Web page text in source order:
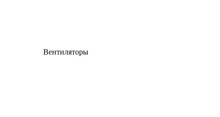
Вентиляторы